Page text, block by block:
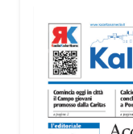
rapporto tra
Biancacci –.
quest’anno è
questo percorso
occasione di
caratteristiche